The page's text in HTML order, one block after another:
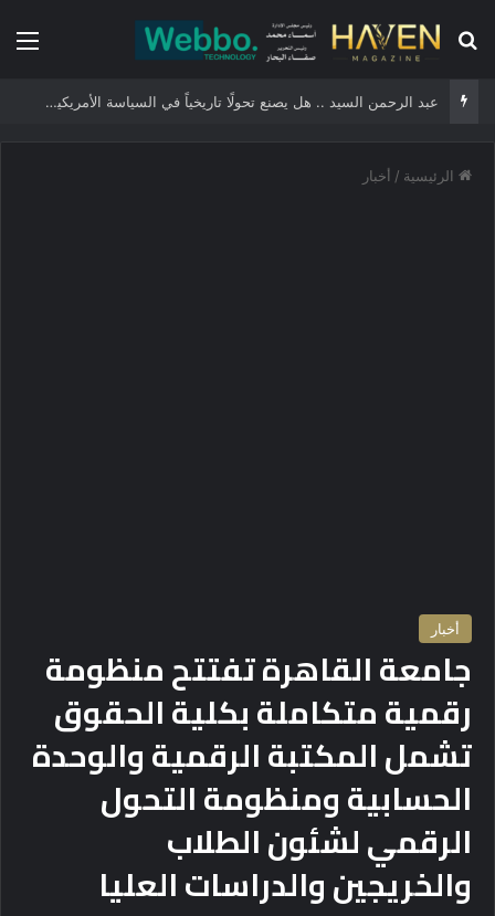
بحث عن
عبد الرحمن السيد .. هل يصنع تحولًا تاريخياً في السياسة الأمريكية أم يخوض مناورة انتخابية؟
الرئيسية / أخبار
أخبار
جامعة القاهرة تفتتح منظومة
رقمية متكاملة بكلية الحقوق
تشمل المكتبة الرقمية والوحدة
الحسابية ومنظومة التحول
الرقمي لشئون الطلاب
والخريجين والدراسات العليا